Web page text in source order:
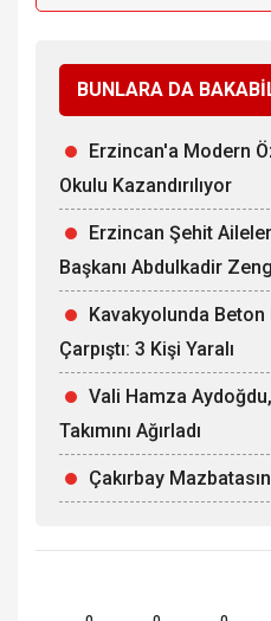
BUNLARA DA
Erzincan'a Modern
Okulu Kazandırılıyor
Erzincan Şehit
Başkanı Abdulkadir
Kavakyolunda
Çarpıştı: 3 Kişi Yaralı
Vali Hamza
Takımını Ağırladı
Çakırbay